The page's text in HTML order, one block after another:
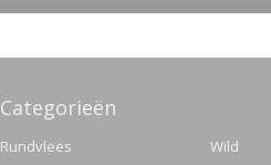
Categorieën
Rundvlees
Wild